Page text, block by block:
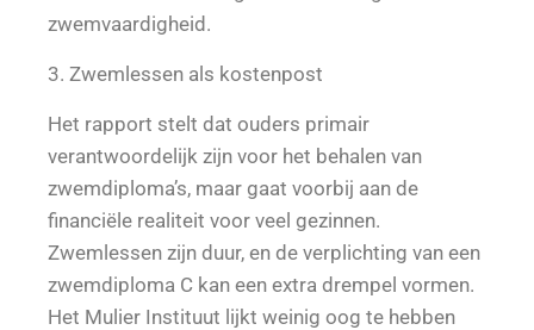
zwemvaardigheid.
3. Zwemlessen als kostenpost
Het rapport stelt dat ouders primair
verantwoordelijk zijn voor het behalen van
zwemdiploma’s, maar gaat voorbij aan de
financiële realiteit voor veel gezinnen.
Zwemlessen zijn duur, en de verplichting van een
zwemdiploma C kan een extra drempel vormen.
Het Mulier Instituut lijkt weinig oog te hebben